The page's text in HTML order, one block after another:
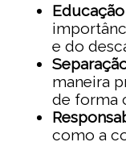
e do
maneira
de forma
como a